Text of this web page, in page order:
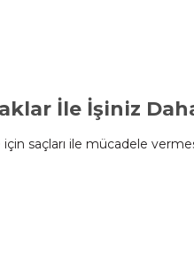
İle İşiniz
saçları ile mücadele